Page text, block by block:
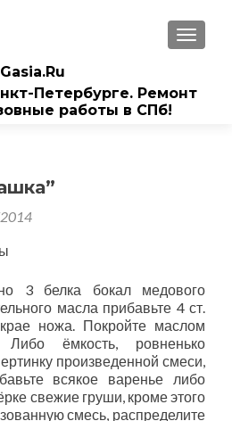
Gasia.Ru
Петербурге. Ремонт
работы в СПб!
3 белка бокал медового
масла прибавьте 4 ст.
ножа. Покройте маслом
Либо ёмкость, ровненько
произведенной смеси,
всякое варенье либо
свежие груши, кроме этого
смесь, распределите